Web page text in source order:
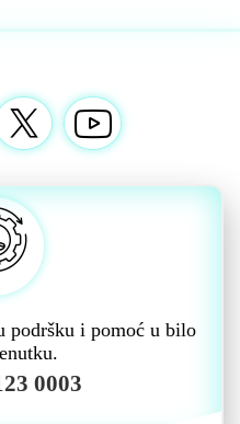
podršku i pomoć u bilo
0003